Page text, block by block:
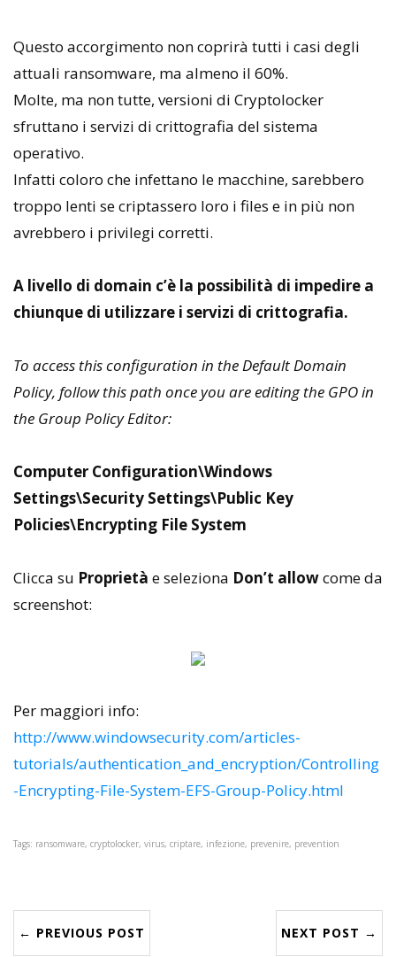
Questo accorgimento non coprirà tutti i casi degli
attuali ransomware, ma almeno il 60%.
Molte, ma non tutte, versioni di Cryptolocker
sfruttano i servizi di crittografia del sistema
operativo.
Infatti coloro che infettano le macchine, sarebbero
troppo lenti se criptassero loro i files e in più non
avrebbero i privilegi corretti.
A livello di domain c’è la possibilità di impedire a
chiunque di utilizzare i servizi di crittografia.
To access this configuration in the Default Domain
Policy, follow this path once you are editing the GPO in
the Group Policy Editor:
Computer Configuration\Windows
Settings\Security Settings\Public Key
Policies\Encrypting File System
Clicca su Proprietà e seleziona Don’t allowcome da
screenshot:
Per maggiori info:
http://www.windowsecurity.com/articles-
tutorials/authentication_and_encryption/Controlling
-Encrypting-File-System-EFS-Group-Policy.html
Tags: ransomware, cryptolocker, virus, criptare, infezione, prevenire, prevention
← PREVIOUS POST NEXT POST →